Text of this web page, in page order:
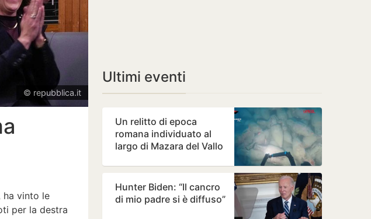
© repubblica.it
ha vinto le
per la destra
Ultimi eventi
Un relitto di epoca
romana individuato al
largo di Mazara del Vallo
Hunter Biden: “Il cancro
di mio padre si è diffuso”